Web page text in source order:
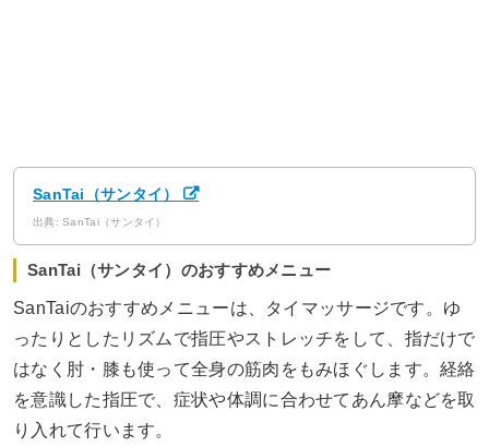
SanTai（サンタイ）
出典: SanTai（サンタイ）
SanTai（サンタイ）のおすすめメニュー
SanTaiのおすすめメニューは、タイマッサージです。ゆ
ったりとしたリズムで指圧やストレッチをして、指だけで
はなく肘・膝も使って全身の筋肉をもみほぐします。経絡
を意識した指圧で、症状や体調に合わせてあん摩などを取
り入れて行います。